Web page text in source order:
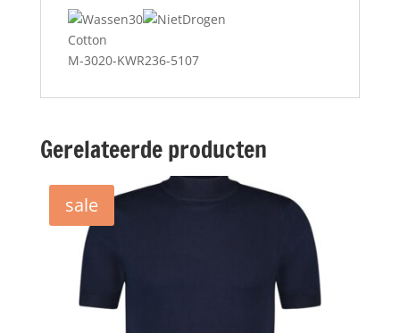
Cotton
M-3020-KWR236-5107
Gerelateerde producten
sale